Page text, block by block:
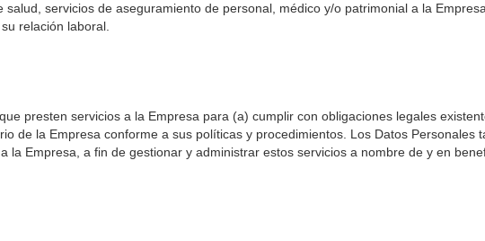
servicios de aseguramiento de personal, médico y/o patrimonial a la
relación laboral.
presten servicios a la Empresa para (a) cumplir con obligaciones legales
de la Empresa conforme a sus políticas y procedimientos. Los Datos Personales
Empresa, a fin de gestionar y administrar estos servicios a nombre de y en